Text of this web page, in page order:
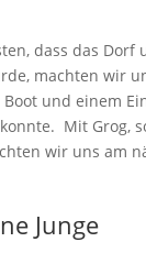
dass das Dorf
machten wir
und einem
Mit Grog,
wir uns am
Junge